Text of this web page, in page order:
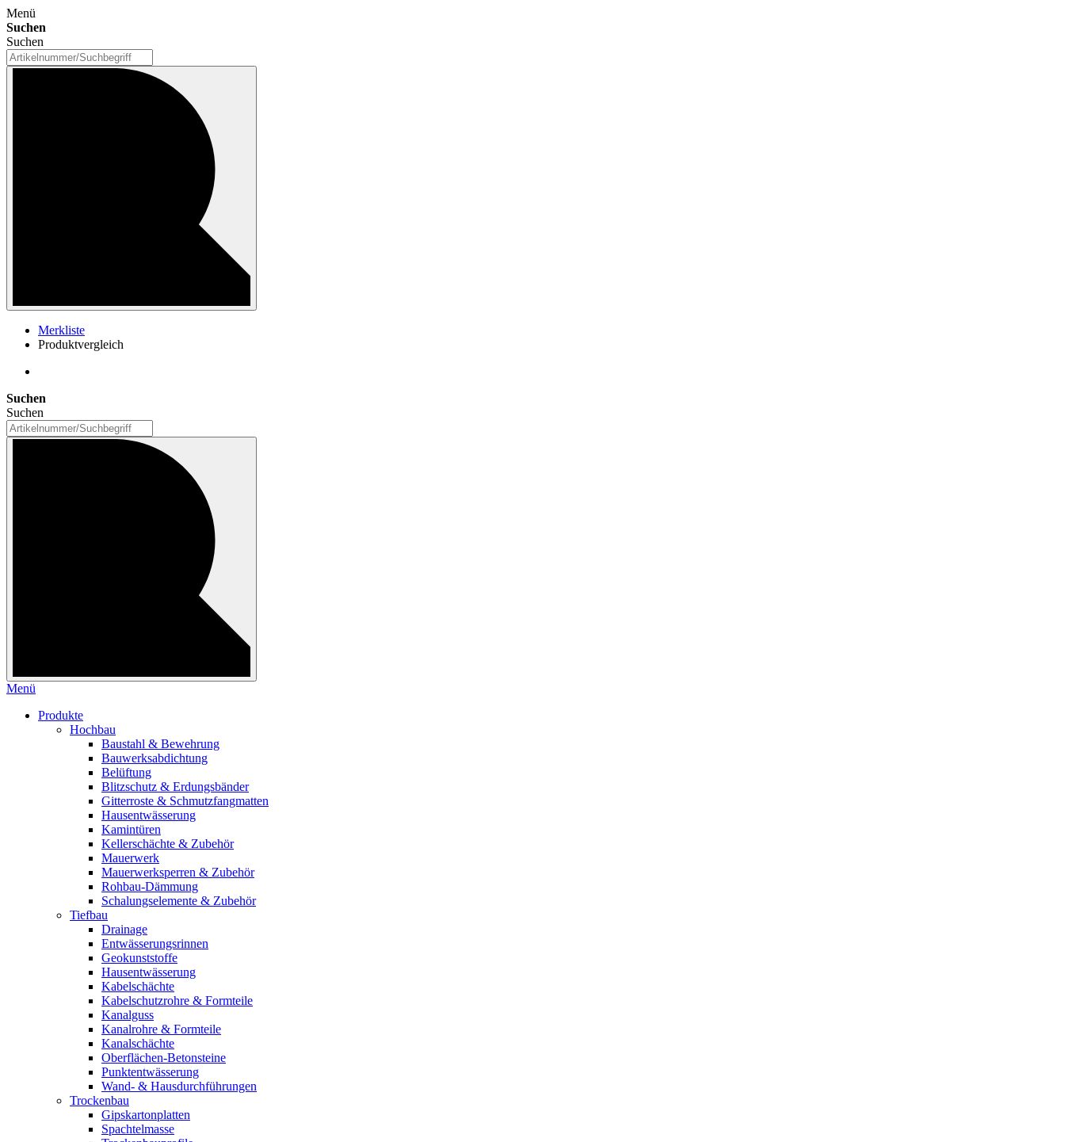
Menü
Suchen
Suchen
Merkliste
Produktvergleich
Suchen
Suchen
Menü
Produkte
Hochbau
Baustahl & Bewehrung
Bauwerksabdichtung
Belüftung
Blitzschutz & Erdungsbänder
Gitterroste & Schmutzfangmatten
Hausentwässerung
Kamintüren
Kellerschächte & Zubehör
Mauerwerk
Mauerwerksperren & Zubehör
Rohbau-Dämmung
Schalungselemente & Zubehör
Tiefbau
Drainage
Entwässerungsrinnen
Geokunststoffe
Hausentwässerung
Kabelschächte
Kabelschutzrohre & Formteile
Kanalguss
Kanalrohre & Formteile
Kanalschächte
Oberflächen-Betonsteine
Punktentwässerung
Wand- & Hausdurchführungen
Trockenbau
Gipskartonplatten
Spachtelmasse